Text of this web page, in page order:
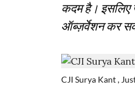
कदम है। इसलिए
ऑब्ज़र्वेशन कर
CJI Surya Kant ,